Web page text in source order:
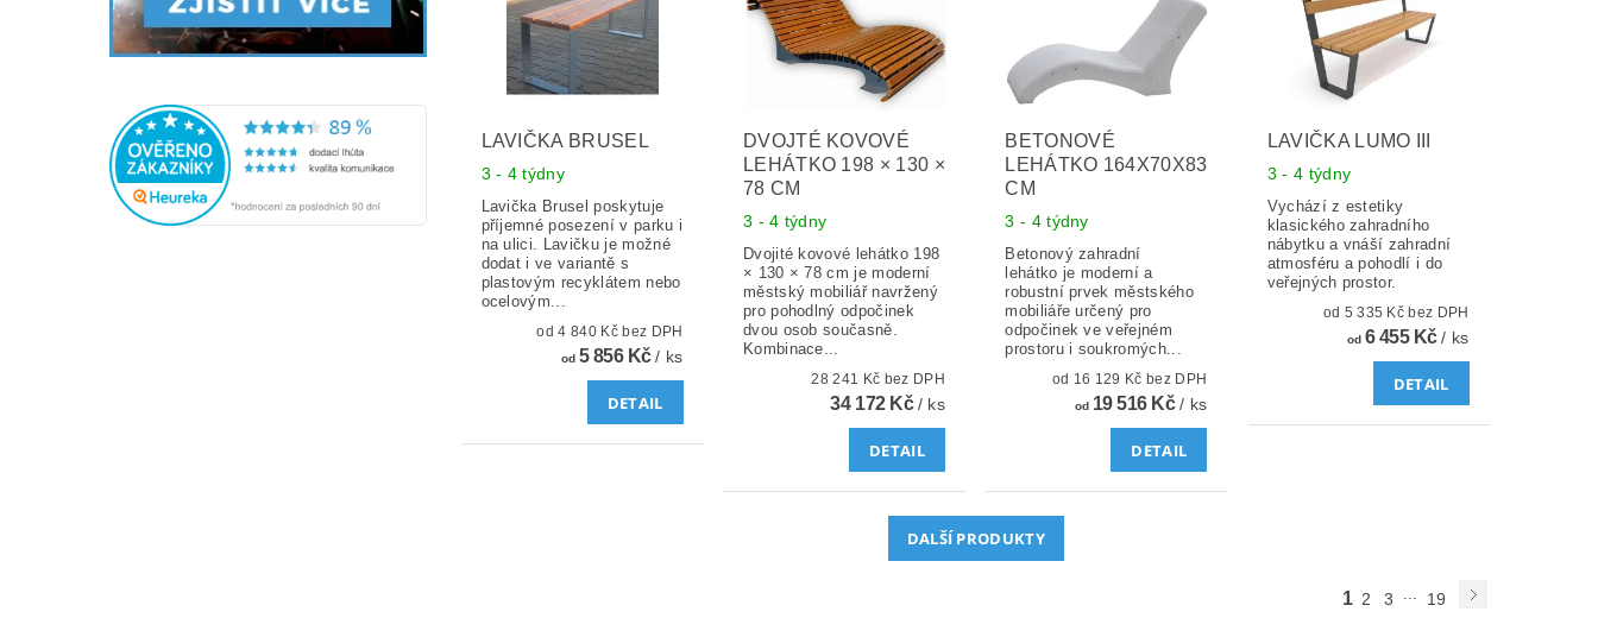
LAVIČKA BRUSEL
3 - 4 týdny
Lavička Brusel poskytuje
příjemné posezení v parku i
na ulici. Lavičku je možné
dodat i ve variantě s
plastovým recyklátem nebo
ocelovým...
od 4 840 Kč bez DPH
od5 856 Kč/ ks
DETAIL
DVOJTÉ KOVOVÉ
LEHÁTKO 198 × 130 ×
78 CM
3 - 4 týdny
Dvojité kovové lehátko 198
× 130 × 78 cm je moderní
městský mobiliář navržený
pro pohodlný odpočinek
dvou osob současně.
Kombinace...
28 241 Kč bez DPH
34 172 Kč/ ks
DETAIL
BETONOVÉ
LEHÁTKO 164X70X83
CM
3 - 4 týdny
Betonový zahradní
lehátko je moderní a
robustní prvek městského
mobiliáře určený pro
odpočinek ve veřejném
prostoru i soukromých...
od 16 129 Kč bez DPH
od19 516 Kč/ ks
DETAIL
LAVIČKA LUMO III
3 - 4 týdny
Vychází z estetiky
klasického zahradního
nábytku a vnáší zahradní
atmosféru a pohodlí i do
veřejných prostor.
od 5 335 Kč bez DPH
od6 455 Kč/ ks
DETAIL
DALŠÍ PRODUKTY
1 2 3 19